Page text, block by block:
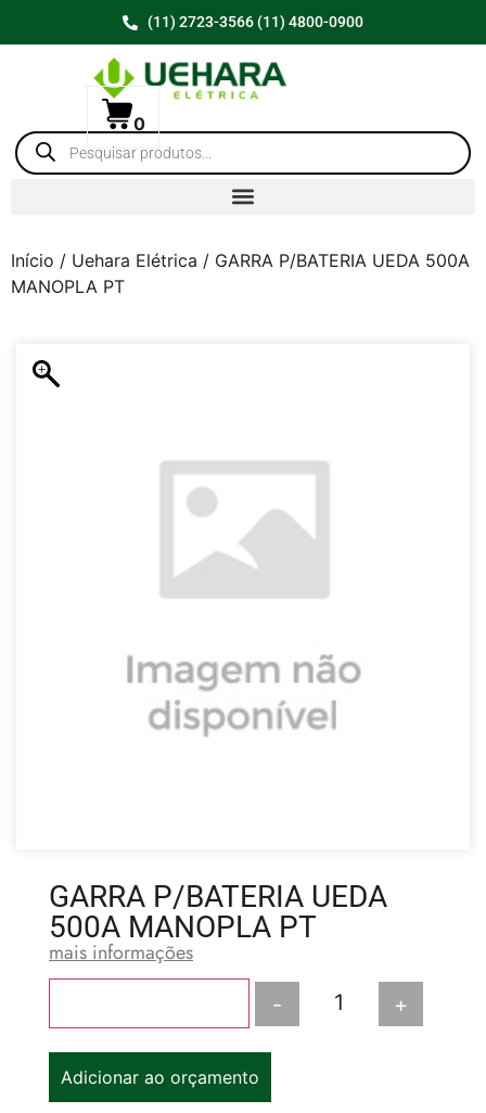
(11) 2723-3566 (11) 4800-0900
0
Início / Uehara Elétrica / GARRA P/BATERIA UEDA 500A
MANOPLA PT
GARRA P/BATERIA UEDA
500A MANOPLA PT
mais informações
- +
Adicionar ao orçamento